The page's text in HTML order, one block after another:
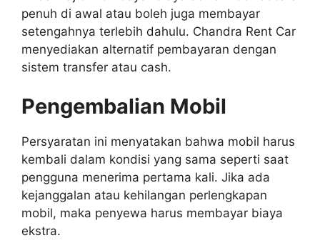
penuh di awal atau boleh juga membayar
setengahnya terlebih dahulu. Chandra Rent Car
menyediakan alternatif pembayaran dengan
sistem transfer atau cash.
Pengembalian Mobil
Persyaratan ini menyatakan bahwa mobil harus
kembali dalam kondisi yang sama seperti saat
pengguna menerima pertama kali. Jika ada
kejanggalan atau kehilangan perlengkapan
mobil, maka penyewa harus membayar biaya
ekstra.